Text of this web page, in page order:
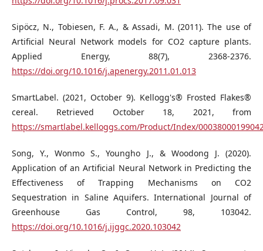
Sipöcz, N., Tobiesen, F. A., & Assadi, M. (2011). The use of
Artificial Neural Network models for CO2 capture plants.
Applied Energy, 88(7), 2368-2376.
https://doi.org/10.1016/j.apenergy.2011.01.013
SmartLabel. (2021, October 9). Kellogg's® Frosted Flakes®
cereal. Retrieved October 18, 2021, from
https://smartlabel.kelloggs.com/Product/Index/
Song, Y., Wonmo S., Youngho J., & Woodong J. (2020).
Application of an Artificial Neural Network in Predicting the
Effectiveness of Trapping Mechanisms on CO2
Sequestration in Saline Aquifers. International Journal of
Greenhouse Gas Control, 98, 103042.
https://doi.org/10.1016/j.ijggc.2020.103042